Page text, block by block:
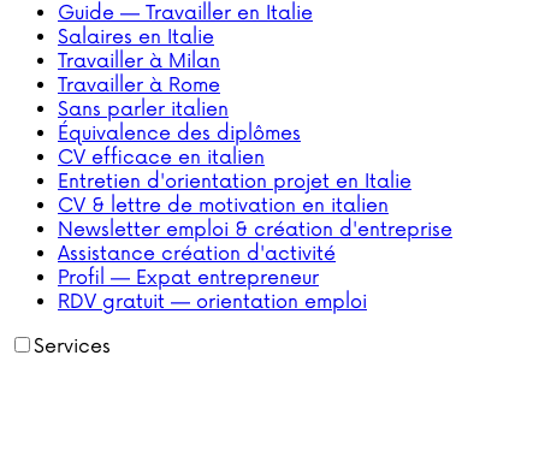
Guide — Travailler en Italie
Salaires en Italie
Travailler à Milan
Travailler à Rome
Sans parler italien
Équivalence des diplômes
CV efficace en italien
Entretien d'orientation projet en Italie
CV & lettre de motivation en italien
Newsletter emploi & création d'entreprise
Assistance création d'activité
Profil — Expat entrepreneur
RDV gratuit — orientation emploi
Services